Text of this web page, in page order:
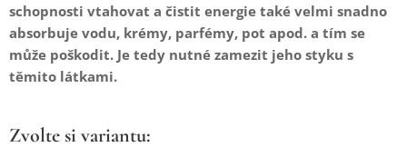
schopnosti vtahovat a čistit energie také velmi snadno
absorbuje vodu, krémy, parfémy, pot apod. a tím se
může poškodit. Je tedy nutné zamezit jeho styku s
těmito látkami.
Zvolte si variantu: